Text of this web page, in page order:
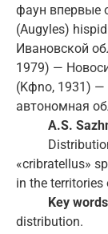
фаун впервые
(Augyles)
Ивановской
1979) —
(Kфno, 1931) —
автономная
A.S.
«cribratellus»
in the
Key
distribution.